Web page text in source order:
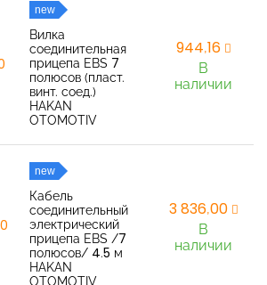
new
Вилка
соединительная
прицепа EBS 7
полюсов (пласт.
винт. соед.)
HAKAN
OTOMOTIV
944,16
В
наличии
new
Кабель
соединительный
электрический
прицепа EBS /7
полюсов/ 4.5 м
HAKAN
OTOMOTIV
3 836,00
В
наличии